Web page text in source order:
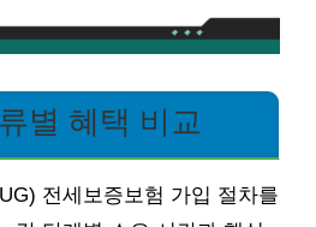
별 혜택 비교
전세보증보험 가입 절차를